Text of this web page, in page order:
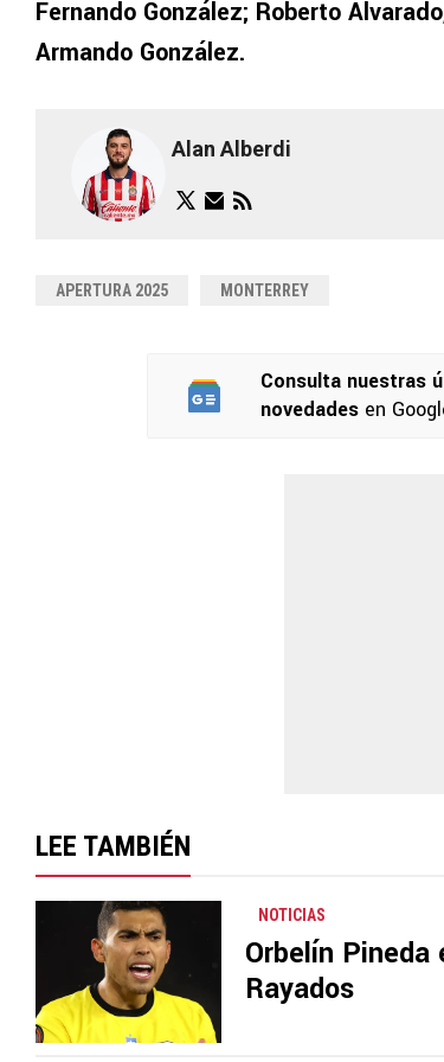
Fernando González; Roberto
Armando González.
Alan Alberdi
APERTURA 2025 MONTERREY
Consulta nuestras
novedadesen
LEE TAMBIÉN
NOTICIAS
Orbelín
Rayados